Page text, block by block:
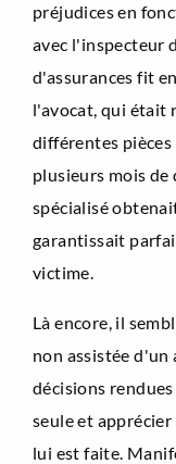
préjudices en
avec l'inspecteur
d'assurances fit
l'avocat, qui était
différentes
plusieurs mois
spécialisé
garantissait
victime.
Là encore, il
non assistée d'un
décisions
seule et
lui est faite.